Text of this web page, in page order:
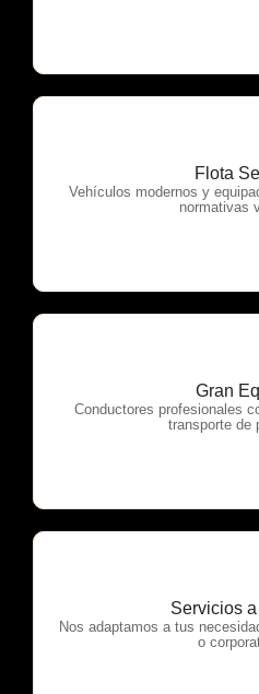
Flota
Vehículos modernos y
normativas
OTP
Gran
Conductores profesionales
transporte de
OTP
Servicios
Nos adaptamos a tus
o
OTP